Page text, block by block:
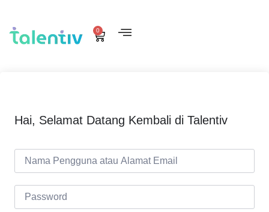
0
Hai, Selamat Datang Kembali di Talentiv